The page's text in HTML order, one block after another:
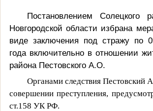
Постановлением Солецкого
Новгородской области избрана
виде заключения под стражу по
года включительно в отношении
района Пестовского А.О.
Органами следствия Пестовский
совершении преступления,
ст.158 УК РФ.